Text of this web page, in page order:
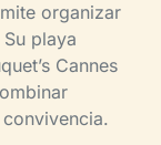
organizar
playa
Cannes